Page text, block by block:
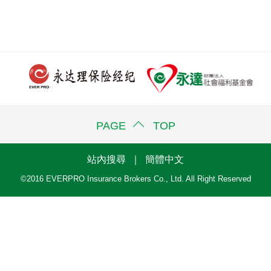
PAGE TOP
站內搜尋 簡體中文
©2016 EVERPRO Insurance Brokers Co., Ltd. All Right Reserved